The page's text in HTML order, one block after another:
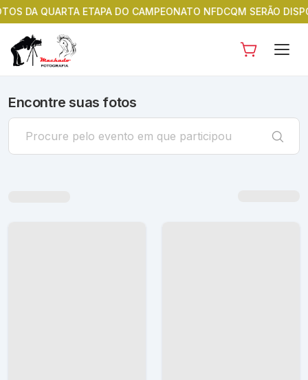
QUARTA ETAPA DO CAMPEONATO NFDCQM SERÃO
Encontre suas fotos